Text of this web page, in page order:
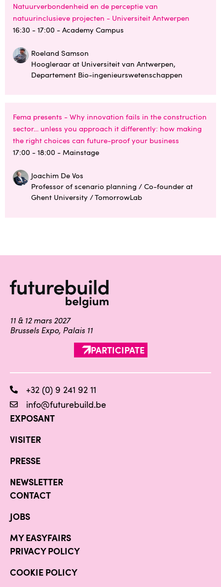
Natuurverbondenheid en de perceptie van
natuurinclusieve projecten - Universiteit Antwerpen
16:30 - 17:00 - Academy Campus
Roeland Samson
Hoogleraar at Universiteit van Antwerpen,
Departement Bio-ingenieurswetenschappen
Fema presents - Why innovation fails in the construction
sector… unless you approach it differently: how making
the right choices can future-proof your business
17:00 - 18:00 - Mainstage
Joachim De Vos
Professor of scenario planning / Co-founder at
Ghent University / TomorrowLab
11 & 12 mars 2027
Brussels Expo, Palais 11
PARTICIPATE
+32 (0) 9 241 92 11
info@futurebuild.be
EXPOSANT
VISITER
PRESSE
NEWSLETTER
CONTACT
JOBS
MY EASYFAIRS
PRIVACY POLICY
COOKIE POLICY